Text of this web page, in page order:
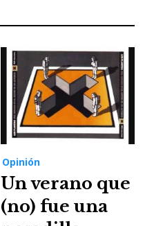
Opinión
Un verano que
(no) fue una